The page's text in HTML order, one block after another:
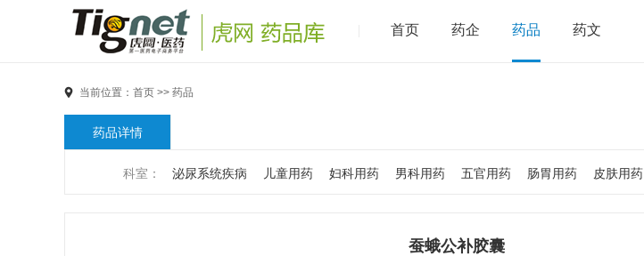
首页 药企 药品 药文
当前位置： 首页 >> 药品
药品详情
科室： 泌尿系统疾病 儿童用药 妇科用药 男科用药 五官用药 肠胃用药 皮肤用药
血液和淋巴系统疾病 女性生殖及妊娠疾病
蚕蛾公补胶囊